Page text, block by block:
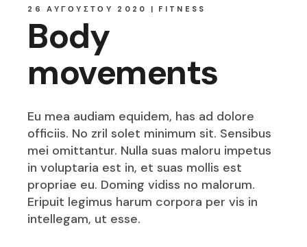
26 ΑΥΓΟΎΣΤΟΥ 2020 FITNESS
Body
movements
Eu mea audiam equidem, has ad dolore
officiis. No zril solet minimum sit. Sensibus
mei omittantur. Nulla suas maloru impetus
in voluptaria est in, et suas mollis est
propriae eu. Doming vidiss no malorum.
Eripuit legimus harum corpora per vis in
intellegam, ut esse.